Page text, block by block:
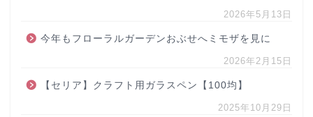
2026年5月13日
今年もフローラルガーデンおぶせへミモザを見に
2026年2月15日
【セリア】クラフト用ガラスペン【100均】
2025年10月29日